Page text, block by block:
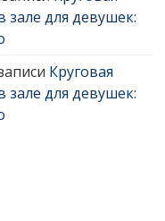
зале для девушек:
Круговая
зале для девушек: